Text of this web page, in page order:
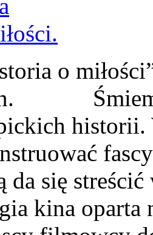
o
Śmiem
da się
kina